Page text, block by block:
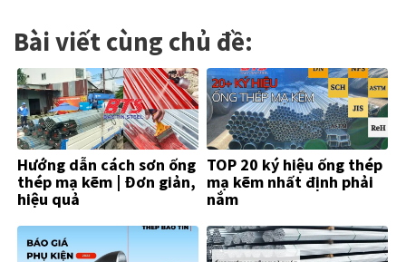
Bài viết cùng chủ đề:
Hướng dẫn cách sơn ống
thép mạ kẽm | Đơn giản,
hiệu quả
TOP 20 ký hiệu ống thép
mạ kẽm nhất định phải
nắm